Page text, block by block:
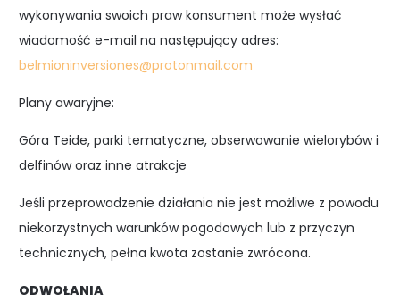
wykonywania swoich praw konsument może wysłać
wiadomość e-mail na następujący adres:
belmioninversiones@protonmail.com
Plany awaryjne:
Góra Teide, parki tematyczne, obserwowanie wielorybów i
delfinów oraz inne atrakcje
Jeśli przeprowadzenie działania nie jest możliwe z powodu
niekorzystnych warunków pogodowych lub z przyczyn
technicznych, pełna kwota zostanie zwrócona.
ODWOŁANIA